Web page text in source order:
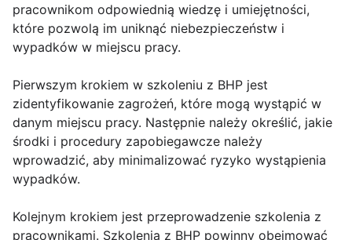
pracownikom odpowiednią wiedzę i umiejętności,
które pozwolą im uniknąć niebezpieczeństw i
wypadków w miejscu pracy.
Pierwszym krokiem w szkoleniu z BHP jest
zidentyfikowanie zagrożeń, które mogą wystąpić w
danym miejscu pracy. Następnie należy określić, jakie
środki i procedury zapobiegawcze należy
wprowadzić, aby minimalizować ryzyko wystąpienia
wypadków.
Kolejnym krokiem jest przeprowadzenie szkolenia z
pracownikami. Szkolenia z BHP powinny obejmować